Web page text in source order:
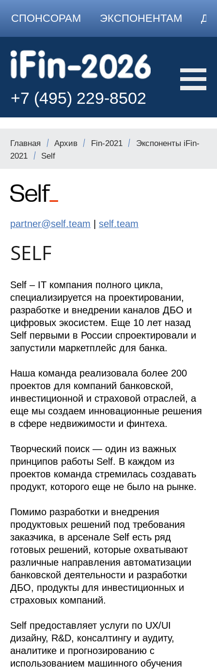
СПОНСОРАМ ЭКСПОНЕНТАМ
+7 (495) 229-8502
Главная Архив Fin-2021
Экспоненты iFin-
2021
Self
partner@self.team |self.team
SELF
Self – IT компания полного цикла,
специализируется на проектировании,
разработке и внедрении каналов ДБО и
цифровых экосистем. Еще 10 лет назад
Self первыми в России спроектировали и
запустили маркетплейс для банка.
Наша команда реализовала более 200
проектов для компаний банковской,
инвестиционной и страховой отраслей, а
еще мы создаем инновационные решения
в сфере недвижимости и финтеха.
Творческий поиск — один из важных
принципов работы Self. В каждом из
проектов команда стремилась создавать
продукт, которого еще не было на рынке.
Помимо разработки и внедрения
продуктовых решений под требования
заказчика, в арсенале Self есть ряд
готовых решений, которые охватывают
различные направления автоматизации
банковской деятельности и разработки
ДБО, продукты для инвестиционных и
страховых компаний.
Self предоставляет услуги по UX/UI
дизайну, R&D, консалтингу и аудиту,
аналитике и прогнозированию с
использованием машинного обучения